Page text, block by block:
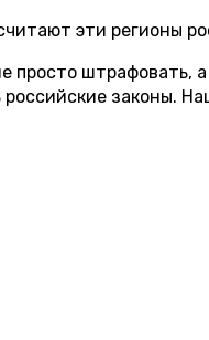
эти регионы
просто штрафовать,
законы.